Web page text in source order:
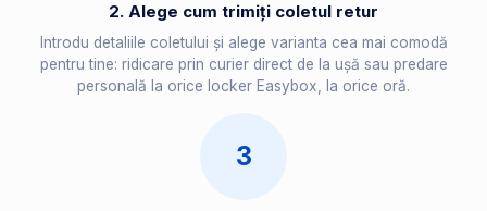
2. Alege cum trimiți coletul retur
Introdu detaliile coletului și alege varianta cea mai comodă
pentru tine: ridicare prin curier direct de la ușă sau predare
personală la orice locker Easybox, la orice oră.
3